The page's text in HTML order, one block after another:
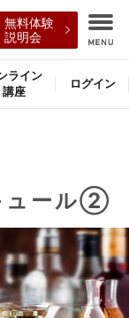
無料体験
説明会
ライン
講座
ログイン
ュール②